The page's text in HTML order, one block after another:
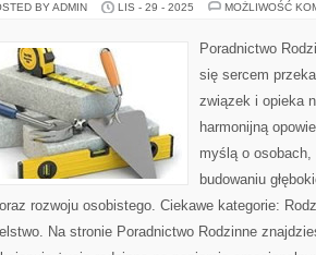
BY ADMIN LIS - 29 - 2025 MOŻLIWOŚĆ
Poradnictwo
się sercem
związek i opieka
harmonijną
myślą o
budowaniu
rozwoju osobistego. Ciekawe kategorie:
Na stronie Poradnictwo Rodzinne